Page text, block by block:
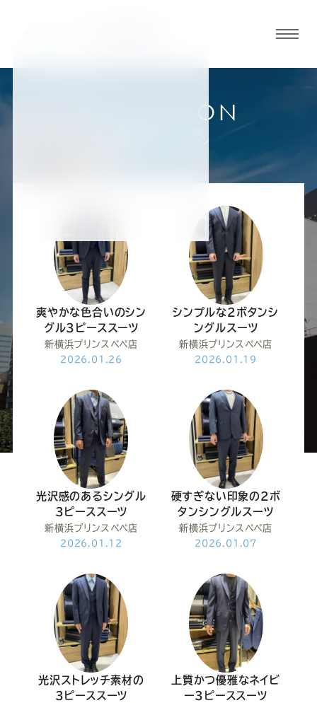
ー
ダ
ー
ス
ー
ツ
SADA
の
式
Youtube
ー
ダ
ー
ス
ー
ツ
SADA
の
式
Facebook
ー
ダ
ー
ツ
の
式
Twitter
ー
SADA
の
Instagram
ー
ダ
ー
ス
ー
ツ
SADA
の
式
LINE
COLLECTION
爽やかな色合いのシン
グル3ピーススーツ
新横浜プリンスペペ店
2026.01.26
シンプルな2ボタンシ
ングルスーツ
新横浜プリンスペペ店
2026.01.19
光沢感のあるシングル
3ピーススーツ
新横浜プリンスペペ店
2026.01.12
硬すぎない印象の2ボ
タンシングルスーツ
新横浜プリンスペペ店
2026.01.07
光沢ストレッチ素材の
3ピーススーツ
上質かつ優雅なネイビ
ー3ピーススーツ